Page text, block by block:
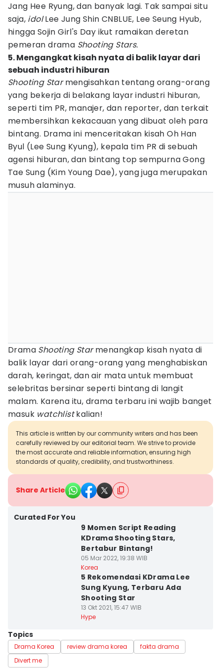
Jang Hee Ryung, dan banyak lagi. Tak sampai situ
saja, idolLee Jung Shin CNBLUE, Lee Seung Hyub,
hingga Sojin Girl's Day ikut ramaikan deretan
pemeran drama Shooting Stars.
5. Mengangkat kisah nyata di balik layar dari
sebuah industri hiburan
Shooting Starmengisahkan tentang orang-orang
yang bekerja di belakang layar industri hiburan,
seperti tim PR, manajer, dan reporter, dan terkait
membersihkan kekacauan yang dibuat oleh para
bintang. Drama ini menceritakan kisah Oh Han
Byul (Lee Sung Kyung), kepala tim PR di sebuah
agensi hiburan, dan bintang top sempurna Gong
Tae Sung (Kim Young Dae), yang juga merupakan
musuh alaminya.
Drama Shooting Starmenangkap kisah nyata di
balik layar dari orang-orang yang menghabiskan
darah, keringat, dan air mata untuk membuat
selebritas bersinar seperti bintang di langit
malam. Karena itu, drama terbaru ini wajib banget
masuk watchlistkalian!
This article is written by our community writers and has been
carefully reviewed by our editorial team. We strive to provide
the most accurate and reliable information, ensuring high
standards of quality, credibility, and trustworthiness.
Share Article
Curated For You
9 Momen Script Reading
KDrama Shooting Stars,
Bertabur Bintang!
05 Mar 2022, 19:38 WIB
Korea
5 Rekomendasi KDrama Lee
Sung Kyung, Terbaru Ada
Shooting Star
13 Okt 2021, 15:47 WIB
Hype
Topics
Drama Korea review drama korea
fakta drama
Divert me